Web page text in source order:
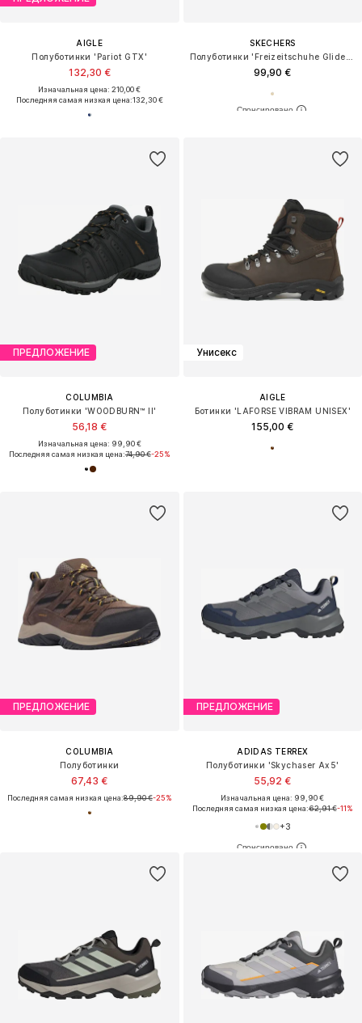
AIGLE
Полуботинки 'Pariot GTX'
132,30 €
Изначальная цена: 210,00 €
Последняя самая низкая цена:132,30 €
SKECHERS
99,90 €
ПРЕДЛОЖЕНИЕ
COLUMBIA
Полуботинки 'WOODBURN™ II'
56,18 €
Изначальная цена: 99,90 €
Последняя самая низкая цена:74,90 €-25%
Унисекс
AIGLE
Ботинки 'LAFORSE VIBRAM UNISEX'
155,00 €
ПРЕДЛОЖЕНИЕ
COLUMBIA
Полуботинки
67,43 €
Последняя самая низкая цена:89,90 €-25%
ПРЕДЛОЖЕНИЕ
ADIDAS TERREX
Полуботинки 'Skychaser Ax5'
55,92 €
Изначальная цена: 99,90 €
Последняя самая низкая цена:62,91 €-11%
+3